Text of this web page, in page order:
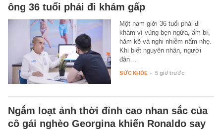
ông 36 tuổi phải đi khám gấp
Một nam giới 36 tuổi phải đi
khám vì vùng bẹn ngứa, ẩm bí,
hăm kẽ và nghi nhiễm nấm nhẹ.
Khi biết nguyên nhân, người
đàn…
SỨC KHỎE - 5 giờ trước
Ngắm loạt ảnh thời đỉnh cao nhan sắc của
cô gái nghèo Georgina khiến Ronaldo say